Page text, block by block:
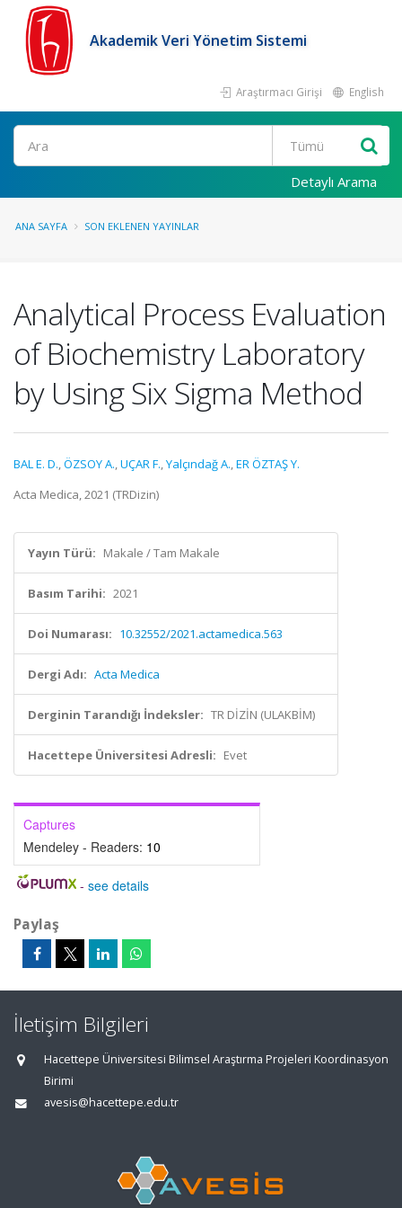
Akademik Veri Yönetim Sistemi
Araştırmacı Girişi English
Ara
Detaylı Arama
ANA SAYFA SON EKLENEN YAYINLAR
Analytical Process Evaluation
of Biochemistry Laboratory
by Using Six Sigma Method
BAL E. D.,ÖZSOY A.,UÇAR F.,Yalçındağ A.,ER ÖZTAŞ Y.
Acta Medica, 2021 (TRDizin)
Yayın Türü: Makale / Tam Makale
Basım Tarihi: 2021
Doi Numarası: 10.32552/2021.actamedica.563
Dergi Adı: Acta Medica
Derginin Tarandığı İndeksler: TR DİZİN (ULAKBİM)
Hacettepe Üniversitesi Adresli: Evet
Captures
Mendeley - Readers: 10
- see details
Paylaş
İletişim Bilgileri
Hacettepe Üniversitesi Bilimsel Araştırma Projeleri Koordinasyon
Birimi
avesis@hacettepe.edu.tr